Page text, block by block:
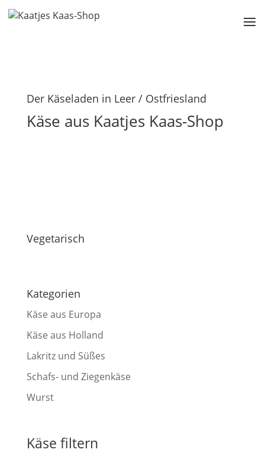
Der Käseladen in Leer / Ostfriesland
Käse aus Kaatjes Kaas-Shop
Vegetarisch
Kategorien
Käse aus Europa
Käse aus Holland
Lakritz und Süßes
Schafs- und Ziegenkäse
Wurst
Käse filtern